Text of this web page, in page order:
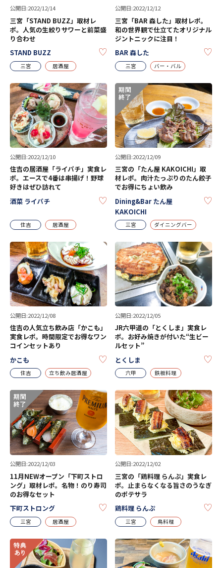
公開日:2022/12/14
三宮「STAND BUZZ」取材レ
ポ。人気の生絞りサワーと前菜盛
り合わせ
STAND BUZZ
KEEP
三宮 居酒屋
公開日:2022/12/12
三宮「BAR 森した」取材レポ。
和の世界観で仕立てたオリジナル
ジントニックに注目！
BAR 森した
三宮 バー・バル
公開日:2022/12/10
住吉の居酒屋「ライパチ」実食レ
ポ。エースで4番は串揚げ！野球
好きはぜひ訪れて
酒菜 ライパチ
KEEP
住吉 居酒屋
公開日:2022/12/09
三宮の「たん屋 KAKOICHI」取
材レポ。肉汁たっぷりのたん餃子
でお得にちょい飲み
Dining&Bar たん屋
KAKOICHI
三宮 ダイニングバー
公開日:2022/12/08
住吉の人気立ち飲み店「かこも」
実食レポ。時間限定でお得なワン
コインセットあり
かこも
KEEP
住吉 立ち飲み居酒屋
公開日:2022/12/05
JR六甲道の「とくしま」実食レ
ポ。お好み焼きが付いた“生ビー
ルセット”
とくしま
六甲 鉄板料理
公開日:2022/12/03
11月NEWオープン「下町ストロ
ング」取材レポ。名物！のり寿司
のお得なセット
下町ストロング
KEEP
三宮 居酒屋
公開日:2022/12/02
三宮の「鶏料理 らんぷ」実食レ
ポ。止まらなくなる旨さのうなぎ
のポテサラ
鶏料理 らんぷ
三宮 鳥料理